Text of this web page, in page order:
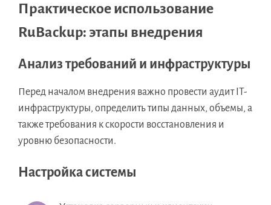
Практическое использование
RuBackup: этапы внедрения
Анализ требований и инфраструктуры
Перед началом внедрения важно провести аудит IT-
инфраструктуры, определить типы данных, объемы, а
также требования к скорости восстановления и
уровню безопасности.
Настройка системы